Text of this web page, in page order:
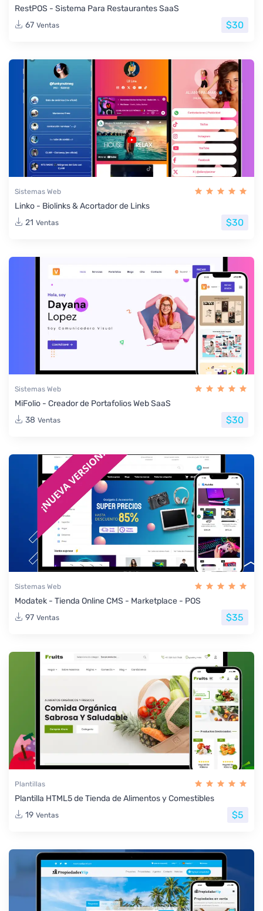
RestPOS - Sistema Para Restaurantes SaaS
67 Ventas $30
Sistemas Web
Linko - Biolinks & Acortador de Links
21 Ventas $30
Sistemas Web
MiFolio - Creador de Portafolios Web SaaS
38 Ventas $30
Sistemas Web
Modatek - Tienda Online CMS - Marketplace - POS
97 Ventas $35
Plantillas
Plantilla HTML5 de Tienda de Alimentos y Comestibles
19 Ventas $5